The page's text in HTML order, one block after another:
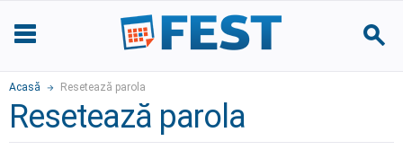
Acasă Resetează parola
Resetează parola